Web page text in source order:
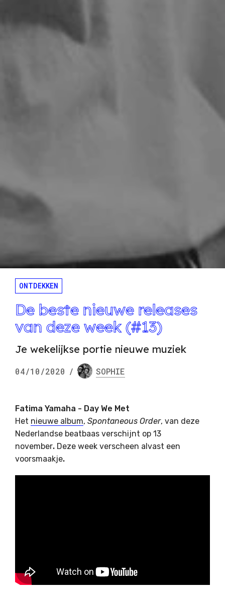
ONTDEKKEN
De beste nieuwe releases
van deze week (#13)
Je wekelijkse portie nieuwe muziek
04/10/2020 / SOPHIE
Fatima Yamaha - Day We Met
Het nieuwe album, Spontaneous Order, van deze
Nederlandse beatbaas verschijnt op 13
november. Deze week verscheen alvast een
voorsmaakje.